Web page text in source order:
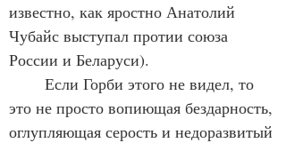
известно, как яростно Анатолий
Чубайс выступал протии союза
России и Беларуси).
это не просто вопиющая бездарность,
оглупляющая серость и недоразвитый